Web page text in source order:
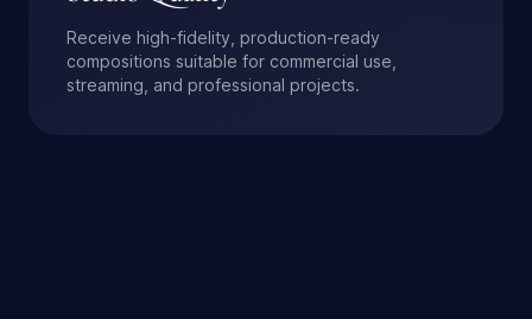
Receive high-fidelity, production-ready
compositions suitable for commercial use,
streaming, and professional projects.